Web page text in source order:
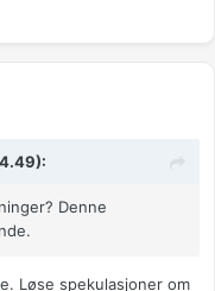
Denne
Løse spekulasjoner om